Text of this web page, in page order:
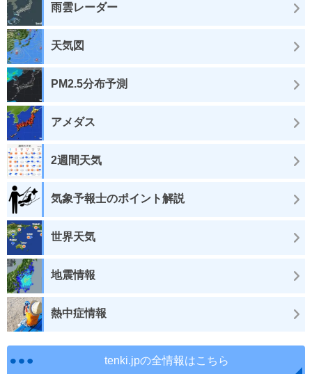
雨雲レーダー
天気図
PM2.5分布予測
アメダス
2週間天気
気象予報士のポイント解説
世界天気
地震情報
熱中症情報
tenki.jpの全情報はこちら